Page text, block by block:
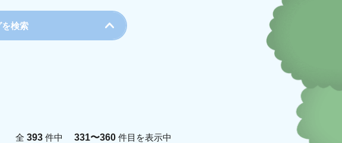
を検索
全 393 件中 331〜360 件目を表示中